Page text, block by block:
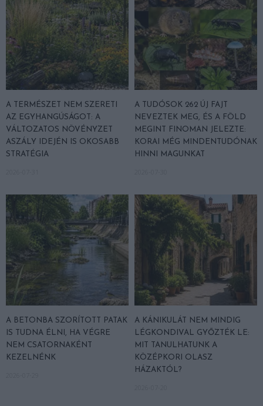
A TERMÉSZET NEM SZERETI
AZ EGYHANGÚSÁGOT: A
VÁLTOZATOS NÖVÉNYZET
ASZÁLY IDEJÉN IS OKOSABB
STRATÉGIA
A TUDÓSOK 262 ÚJ FAJT
NEVEZTEK MEG, ÉS A FÖLD
MEGINT FINOMAN JELEZTE:
KORAI MÉG MINDENTUDÓNAK
HINNI MAGUNKAT
A BETONBA SZORÍTOTT PATAK
IS TUDNA ÉLNI, HA VÉGRE
NEM CSATORNAKÉNT
KEZELNÉNK
A KÁNIKULÁT NEM MINDIG
LÉGKONDIVAL GYŐZTÉK LE:
MIT TANULHATUNK A
KÖZÉPKORI OLASZ
HÁZAKTÓL?